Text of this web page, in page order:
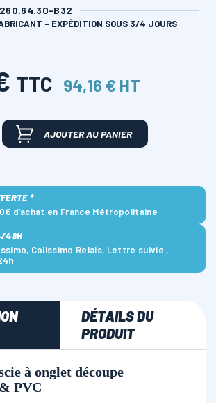
B32
- EXPÉDITION SOUS 3/4 JOURS
TTC 94,16 € HT
AJOUTER AU PANIER
*
d’achat en France Métropolitaine
48H
Colissimo Relais, Lettre suivie ,
DÉTAILS DU
PRODUIT
à onglet découpe
PVC